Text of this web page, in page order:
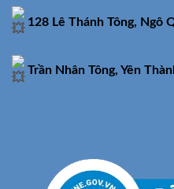
128 Lê Thánh Tông, Ngô
Trần Nhân Tông, Yên